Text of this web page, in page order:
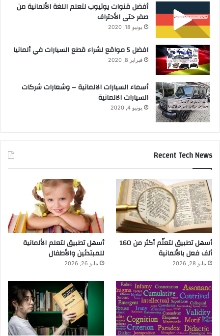
أفضل قنوات يوتيوب لتعلم اللغة الألمانية من
صفر حتى الأحتراف
يونيو 18, 2020
افضل 5 مواقع لشراء قطع السيارات في ألمانيا
فبراير 8, 2020
أسماء السيارات الالمانية – وشعارات شركات
السيارات الالمانية
يونيو 4, 2020
Recent Tech News
أسهل تطبيق لتعلّم أكثر من 160
ألف فعل بالألمانية
مايو 28, 2026
أسهل تطبيق لتعلم الألمانية
للمبتدئين والأطفال
مايو 26, 2026